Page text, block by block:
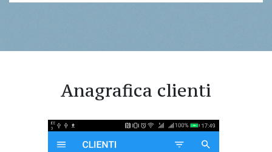
Anagrafica clienti